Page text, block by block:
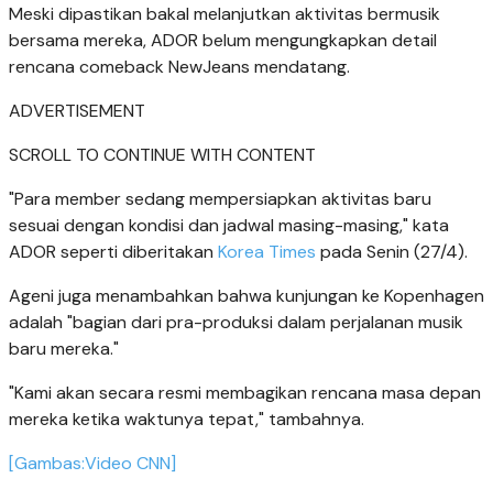
Meski dipastikan bakal melanjutkan aktivitas bermusik
bersama mereka, ADOR belum mengungkapkan detail
rencana comeback NewJeans mendatang.
ADVERTISEMENT
SCROLL TO CONTINUE WITH CONTENT
"Para member sedang mempersiapkan aktivitas baru
sesuai dengan kondisi dan jadwal masing-masing," kata
ADOR seperti diberitakan Korea Times pada Senin (27/4).
Ageni juga menambahkan bahwa kunjungan ke Kopenhagen
adalah "bagian dari pra-produksi dalam perjalanan musik
baru mereka."
"Kami akan secara resmi membagikan rencana masa depan
mereka ketika waktunya tepat," tambahnya.
[Gambas:Video CNN]